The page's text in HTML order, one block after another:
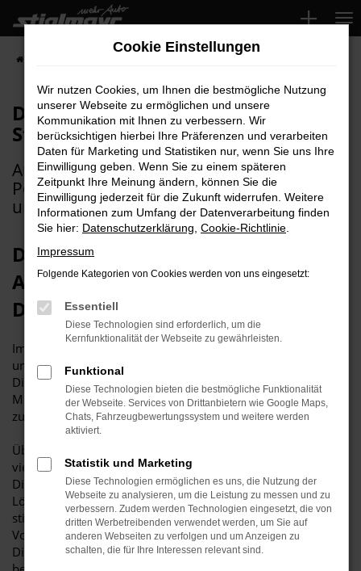
Zum
Hauptinhalt
springen
Digitalisierungsscouts bei
Stiglmayr
Auszubildende entdecken digitale
Potenziale im Autohaus und verbessern
unsere Prozesse.
Digiscouts 2026: Unsere
Auszubildenden als
Digitalisierungsscouts
Im Rahmen des Projekts „Digiscouts® 2026“
unsere Auszubildenden eine besondere Rolle: Sie werden zu
Digitalisierungsscouts und machen sich auf die Suche nach
Möglichkeiten, Arbeitsabläufe in unserem Autohaus digital
zu vereinfachen und zu verbessern.
Über einen Zeitraum von sechs Monaten analysieren die
vier Azubis verschiedene Bereiche im Betrieb, identifizieren
Digitalisierungspotenziale und entwickeln im Team konkrete
Lösungsvorschläge. Dabei arbeiten sie eigenverantwortlich,
stimmen sich regelmäßig mit ihren Ausbildern und
Vorgesetzten ab und werden von einem
Digitalisierungsexperten desRKW Kompetenzzentrums
Cookie Einstellungen
Wir nutzen Cookies, um Ihnen die bestmögliche Nutzung
unserer Webseite zu ermöglichen und unsere
Kommunikation mit Ihnen zu verbessern. Wir
berücksichtigen hierbei Ihre Präferenzen und verarbeiten
Daten für Marketing und Statistiken nur, wenn Sie uns Ihre
Einwilligung geben. Wenn Sie zu einem späteren
Zeitpunkt Ihre Meinung ändern, können Sie die
Einwilligung jederzeit für die Zukunft widerrufen. Weitere
Informationen zum Umfang der Datenverarbeitung finden
Sie hier: Datenschutzerklärung Cookie-Richtlinie
Impressum
Folgende Kategorien von Cookies werden von uns eingesetzt:
Essentiell
Diese Technologien sind erforderlich, um die
Kernfunktionalität der Webseite zu gewährleisten.
Funktional
Diese Technologien bieten die bestmögliche Funktionalität
der Webseite. Services von Drittanbietern wie Google Maps,
Chats, Fahrzeugbewertungssystem und weitere werden
aktiviert.
Statistik und Marketing
Diese Technologien ermöglichen es uns, die Nutzung der
Webseite zu analysieren, um die Leistung zu messen und zu
verbessern. Zudem werden Technologien eingesetzt, die von
dritten Werbetreibenden verwendet werden, um Sie auf
anderen Webseiten zu verfolgen und um Anzeigen zu
schalten, die für Ihre Interessen relevant sind.